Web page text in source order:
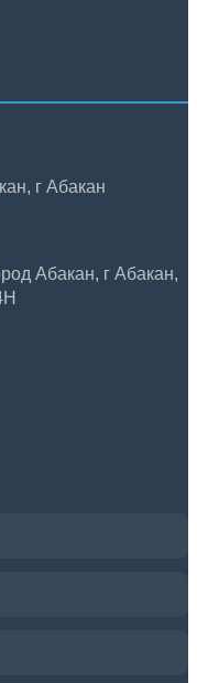
г Абакан
Абакан, г Абакан,